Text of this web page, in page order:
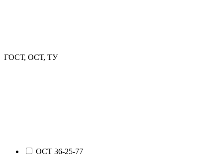
ГОСТ, ОСТ, ТУ
ОСТ 36-25-77